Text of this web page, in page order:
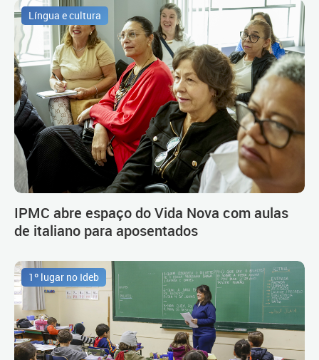
Língua e cultura
IPMC abre espaço do Vida Nova com aulas
de italiano para aposentados
1º lugar no Ideb